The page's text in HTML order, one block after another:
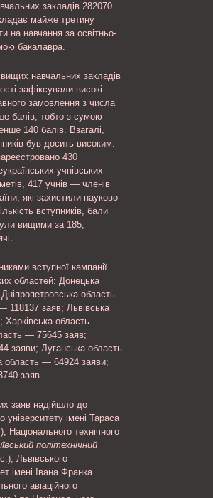
закладів 282070
майже третину
на навчання за освітньо-
бакалавра.
навчальних закладів
зафіксували високі
замовлення з числа
балів, тобто з сумою
140 балів. Взагалі,
був досить високим.
430
учнівських
417 учнів — членів
які захистили науково-
вступників, бали
вищими за 185,
вступної кампанії
областей: Донецька
область
заяв; Львівська
Харківська область —
— 75645 заяв;
заяви; Луганська область
область — 64924 заяви;
заяв.
заяв надійшло до
університету імені Тараса
Національного технічного
політехнічний
Львівського
імені Івана Франка
авіаційного